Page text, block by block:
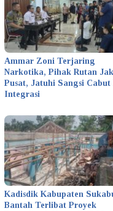
Ammar Zoni Terjaring
Narkotika, Pihak Rutan
Pusat, Jatuhi Sangsi Cabut
Integrasi
Kadisdik Kabupaten
Bantah Terlibat Proyek